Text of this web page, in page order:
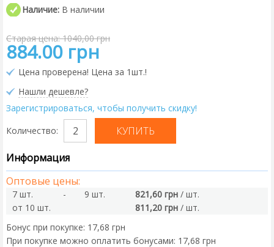
Наличие: В наличии
Старая цена: 1040,00 грн
884.00 грн
Цена проверена! Цена за 1шт.!
Нашли дешевле?
Зарегистрироваться, чтобы получить скидку!
Количество:
Информация
Оптовые цены:
7 шт. - 9 шт. 821,60 грн / шт.
от 10 шт.
811,20 грн / шт.
Бонус при покупке: 17,68 грн
При покупке можно оплатить бонусами: 17,68 грн